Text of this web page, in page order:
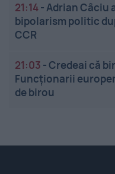
21:14-Adrian Câciu
bipolarism politic
CCR
21:03 -Credeai că
Funcționarii
de birou